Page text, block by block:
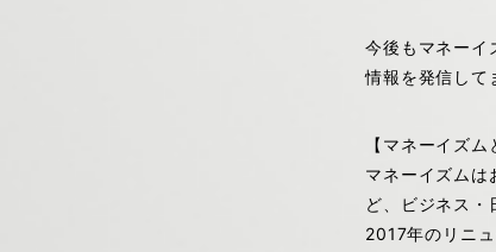
今後もマネーイ
情報を発信して
【マネーイズム
マネーイズムは
ど、ビジネス・
2017年のリニ